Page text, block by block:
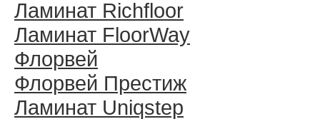
Ламинат Richfloor
Ламинат FloorWay
Флорвей
Флорвей Престиж
Ламинат Uniqstep